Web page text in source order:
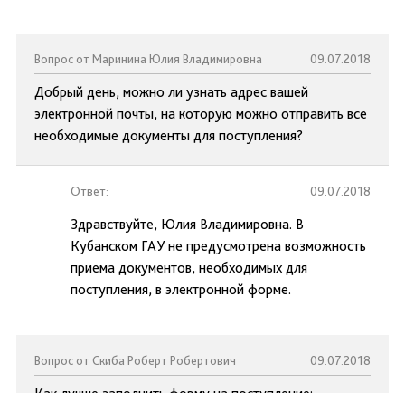
Вопрос от Маринина Юлия Владимировна 09.07.2018
Добрый день, можно ли узнать адрес вашей
электронной почты, на которую можно отправить все
необходимые документы для поступления?
Ответ: 09.07.2018
Здравствуйте, Юлия Владимировна. В
Кубанском ГАУ не предусмотрена возможность
приема документов, необходимых для
поступления, в электронной форме.
Вопрос от Скиба Роберт Робертович 09.07.2018